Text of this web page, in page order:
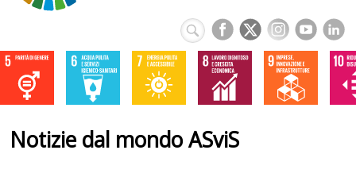
Notizie dal mondo ASviS